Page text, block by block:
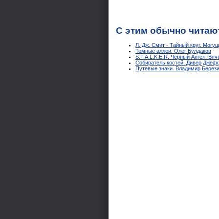
С этим обычно
Л. Дж. Смит - Тайный круг.
Темные аллеи. Олег Булдаков
S.T.A.L.K.E.R. Черный Ангел.
Собиратель костей. Дивер
Путевые знаки. Владимир